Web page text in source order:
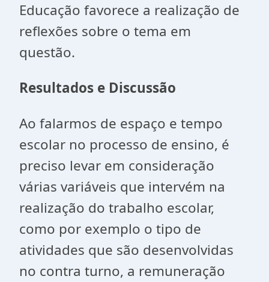
Educação favorece a realização de
reflexões sobre o tema em
questão.
Resultados e Discussão
Ao falarmos de espaço e tempo
escolar no processo de ensino, é
preciso levar em consideração
várias variáveis que intervém na
realização do trabalho escolar,
como por exemplo o tipo de
atividades que são desenvolvidas
no contra turno, a remuneração